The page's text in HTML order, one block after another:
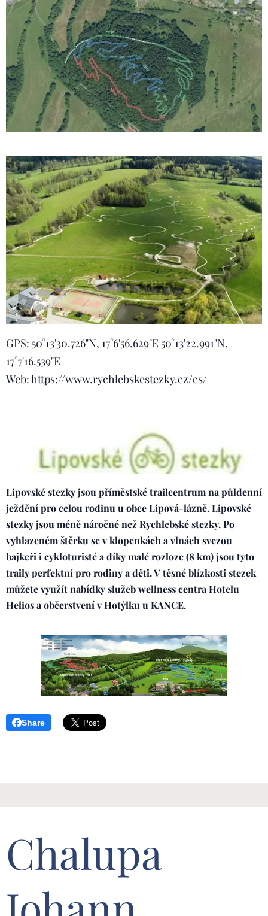
GPS: 50°13'30.726"N, 17°6'56.629"E 50°13'22.991"N,
17°7'16.539"E
Web: https://www.rychlebskestezky.cz/cs/
Lipovské stezky jsou příměstské trailcentrum na půldenní
ježdění pro celou rodinu u obce Lipová-lázně. Lipovské
stezky jsou méně náročné než Rychlebské stezky. Po
vyhlazeném štěrku se v klopenkách a vlnách svezou
bajkeři i cykloturisté a díky malé rozloze (8 km) jsou tyto
traily perfektní pro rodiny a děti. V těsné blízkosti stezek
můžete využít nabídky služebwellness centra Hotelu
Helios a občerstvení v Hotýlku u KANCE.
Share
Chalupa